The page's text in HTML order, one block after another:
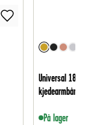
Universal
kjedearmbånd
På lager